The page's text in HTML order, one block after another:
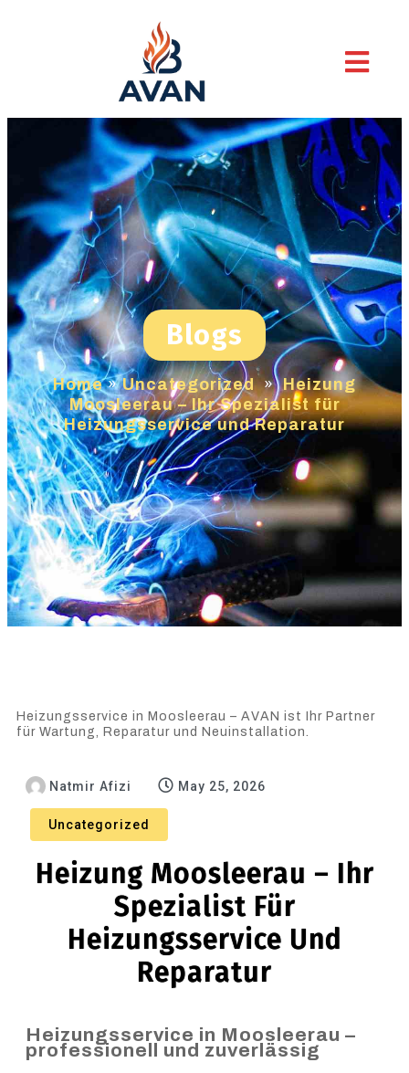
Blogs
Home»Uncategorized » Heizung
Moosleerau – Ihr Spezialist für
Heizungsservice und Reparatur
Heizungsservice in Moosleerau – AVAN ist Ihr Partner
für Wartung, Reparatur und Neuinstallation.
Natmir Afizi May 25, 2026
Uncategorized
Heizung Moosleerau – Ihr
Spezialist Für
Heizungsservice Und
Reparatur
Heizungsservice in Moosleerau –
professionell und zuverlässig